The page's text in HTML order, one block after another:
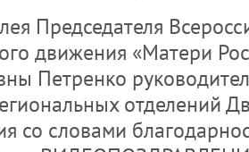
Председателя
движения «Матери
Петренко
отделений
со словами